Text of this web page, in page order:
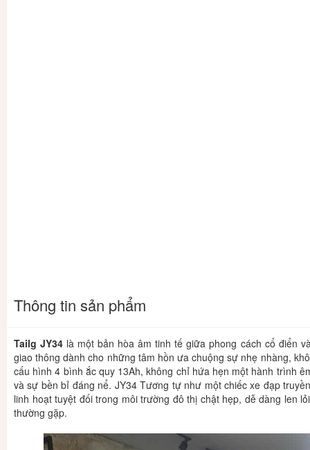
Thông tin sản phẩm
Tailg JY34 là một bản hòa âm tinh tế giữa phong cách cổ điển
giao thông dành cho những tâm hồn ưa chuộng sự nhẹ nhàng,
cấu hình 4 bình ắc quy 13Ah, không chỉ hứa hẹn một hành trình
và sự bền bỉ đáng nể. JY34 Tương tự như một chiếc xe đạp
linh hoạt tuyệt đối trong môi trường đô thị chật hẹp, dễ dàng len
thường gặp.